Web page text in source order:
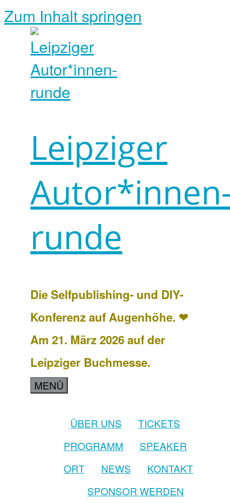
Zum Inhalt springen
Leipziger
runde
Die Selfpublishing- und DIY-
Konferenz auf Augenhöhe. ❤
Am 21. März 2026 auf der
Leipziger Buchmesse.
MENÜ
ÜBER UNS
TICKETS
PROGRAMM
SPEAKER
ORT
NEWS
KONTAKT
SPONSOR WERDEN